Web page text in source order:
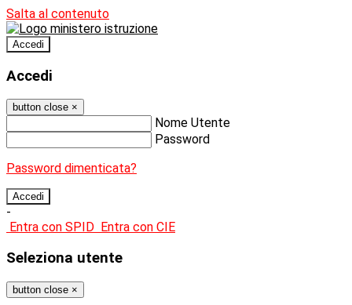
Salta al contenuto
Accedi
Accedi
button close ×
Nome Utente
Password
Password dimenticata?
-
Entra con SPID Entra con CIE
Seleziona utente
button close ×